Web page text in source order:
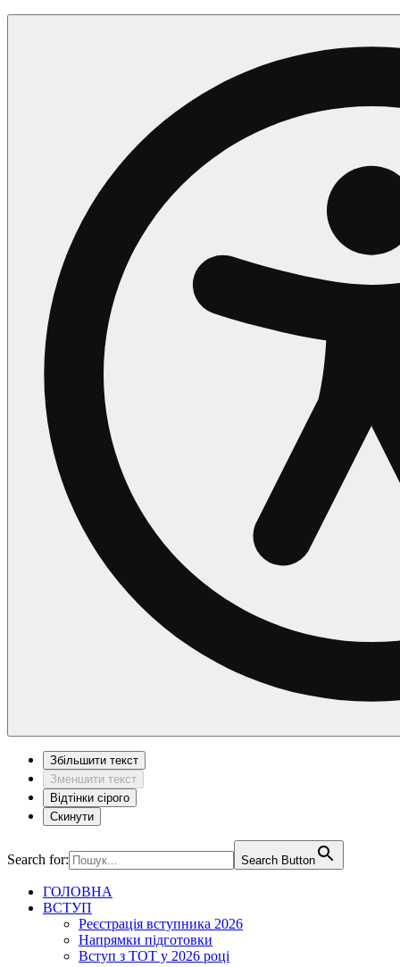
Збільшити текст
Зменшити текст
Відтінки сірого
Скинути
Search for: Search Button
ГОЛОВНА
ВСТУП
Реєстрація вступника 2026
Напрямки підготовки
Вступ з ТОТ у 2026 році